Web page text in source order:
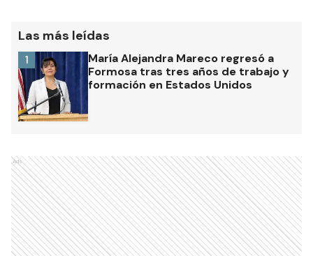
Las más leídas
María Alejandra Mareco regresó a
Formosa tras tres años de trabajo y
formación en Estados Unidos
1
Ads